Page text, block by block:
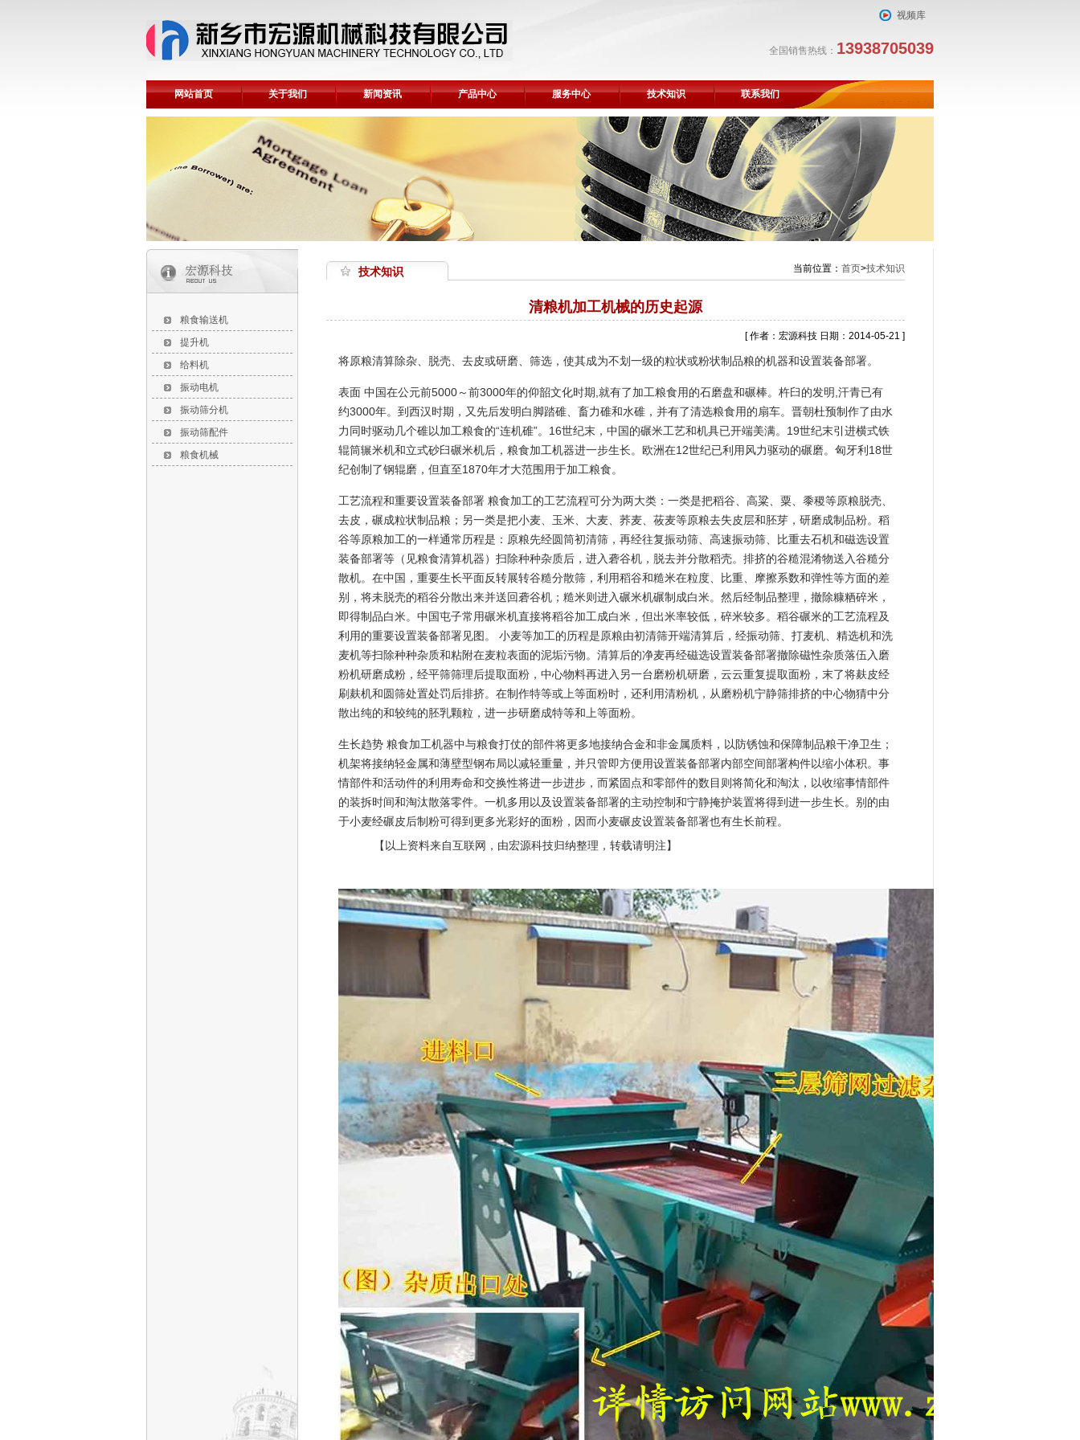
视频库
全国销售热线： 13938705039
网站首页 关于我们 新闻资讯 产品中心 服务中心 技术知识 联系我们
粮食输送机
提升机
给料机
振动电机
振动筛分机
振动筛配件
粮食机械
技术知识 当前位置： 首页>技术知识
清粮机加工机械的历史起源
[ 作者：宏源科技 日期：2014-05-21 ]
将原粮清算除杂、脱壳、去皮或研磨、筛选，使其成为不划一级的粒状或粉状制品粮的机器和设置装备部署。
表面 中国在公元前5000～前3000年的仰韶文化时期,就有了加工粮食用的石磨盘和碾棒。杵臼的发明,汗青已有
约3000年。到西汉时期，又先后发明白脚踏碓、畜力碓和水碓，并有了清选粮食用的扇车。晋朝杜预制作了由水
力同时驱动几个碓以加工粮食的“连机碓”。16世纪末，中国的碾米工艺和机具已开端美满。19世纪末引进横式铁
辊筒辗米机和立式砂臼碾米机后，粮食加工机器进一步生长。欧洲在12世纪已利用风力驱动的碾磨。匈牙利18世
纪创制了钢辊磨，但直至1870年才大范围用于加工粮食。
工艺流程和重要设置装备部署 粮食加工的工艺流程可分为两大类：一类是把稻谷、高粱、粟、黍稷等原粮脱壳、
去皮，碾成粒状制品粮；另一类是把小麦、玉米、大麦、荞麦、莜麦等原粮去失皮层和胚芽，研磨成制品粉。稻
谷等原粮加工的一样通常历程是：原粮先经圆筒初清筛，再经往复振动筛、高速振动筛、比重去石机和磁选设置
装备部署等（见粮食清算机器）扫除种种杂质后，进入砻谷机，脱去并分散稻壳。排挤的谷糙混淆物送入谷糙分
散机。在中国，重要生长平面反转展转谷糙分散筛，利用稻谷和糙米在粒度、比重、摩擦系数和弹性等方面的差
别，将未脱壳的稻谷分散出来并送回砻谷机；糙米则进入碾米机碾制成白米。然后经制品整理，撤除糠粞碎米，
即得制品白米。中国屯子常用碾米机直接将稻谷加工成白米，但出米率较低，碎米较多。稻谷碾米的工艺流程及
利用的重要设置装备部署见图。 小麦等加工的历程是原粮由初清筛开端清算后，经振动筛、打麦机、精选机和洗
麦机等扫除种种杂质和粘附在麦粒表面的泥垢污物。清算后的净麦再经磁选设置装备部署撤除磁性杂质落伍入磨
粉机研磨成粉，经平筛筛理后提取面粉，中心物料再进入另一台磨粉机研磨，云云重复提取面粉，末了将麸皮经
刷麸机和圆筛处置处罚后排挤。在制作特等或上等面粉时，还利用清粉机，从磨粉机宁静筛排挤的中心物猜中分
散出纯的和较纯的胚乳颗粒，进一步研磨成特等和上等面粉。
生长趋势 粮食加工机器中与粮食打仗的部件将更多地接纳合金和非金属质料，以防锈蚀和保障制品粮干净卫生；
机架将接纳轻金属和薄壁型钢布局以减轻重量，并只管即方便用设置装备部署内部空间部署构件以缩小体积。事
情部件和活动件的利用寿命和交换性将进一步进步，而紧固点和零部件的数目则将简化和淘汰，以收缩事情部件
的装拆时间和淘汰散落零件。一机多用以及设置装备部署的主动控制和宁静掩护装置将得到进一步生长。别的由
于小麦经碾皮后制粉可得到更多光彩好的面粉，因而小麦碾皮设置装备部署也有生长前程。
【以上资料来自互联网，由宏源科技归纳整理，转载请明注】